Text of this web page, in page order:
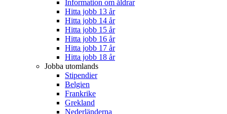
Information om åldrar
Hitta jobb 13 år
Hitta jobb 14 år
Hitta jobb 15 år
Hitta jobb 16 år
Hitta jobb 17 år
Hitta jobb 18 år
Jobba utomlands
Stipendier
Belgien
Frankrike
Grekland
Nederländerna